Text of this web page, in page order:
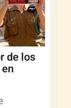
de los